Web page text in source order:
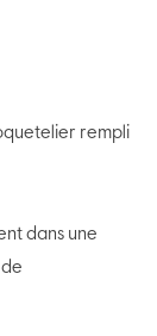
rempli
dans une